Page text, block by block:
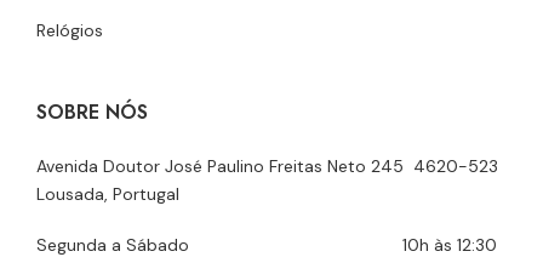
Relógios
SOBRE NÓS
Avenida Doutor José Paulino Freitas Neto 245 4620-523
Lousada, Portugal
Segunda a Sábado 10h às 12:30